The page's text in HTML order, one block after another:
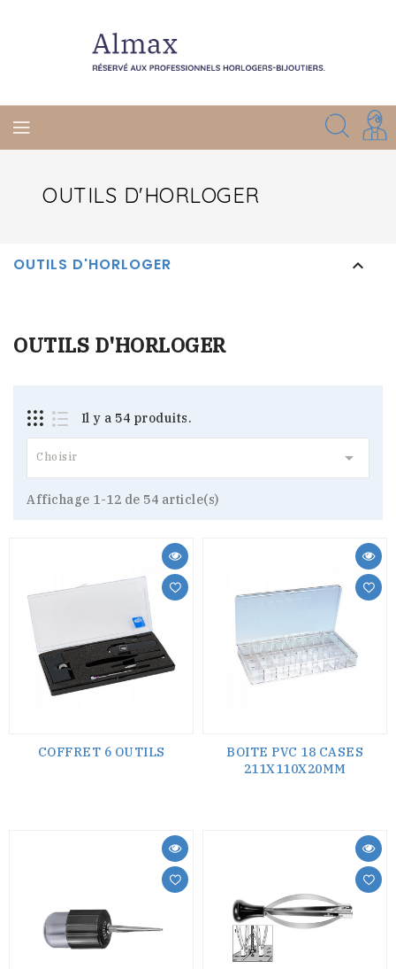
OUTILS D'HORLOGER
OUTILS D'HORLOGER 
OUTILS D'HORLOGER
Il y a 54 produits.
Choisir 
Affichage 1-12 de 54 article(s)
COFFRET 6 OUTILS
BOITE PVC 18 CASES
211X110X20MM